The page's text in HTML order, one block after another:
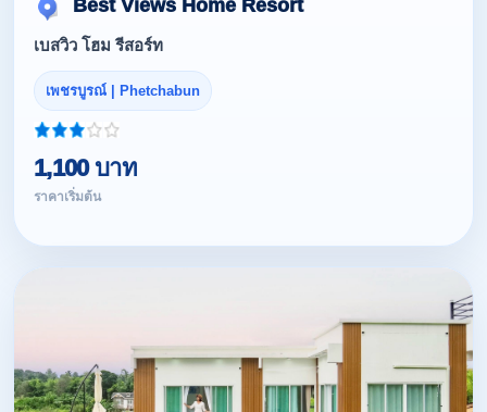
Best Views Home Resort
เบสวิว โฮม รีสอร์ท
เพชรบูรณ์ | Phetchabun
1,100 บาท
ราคาเริ่มต้น